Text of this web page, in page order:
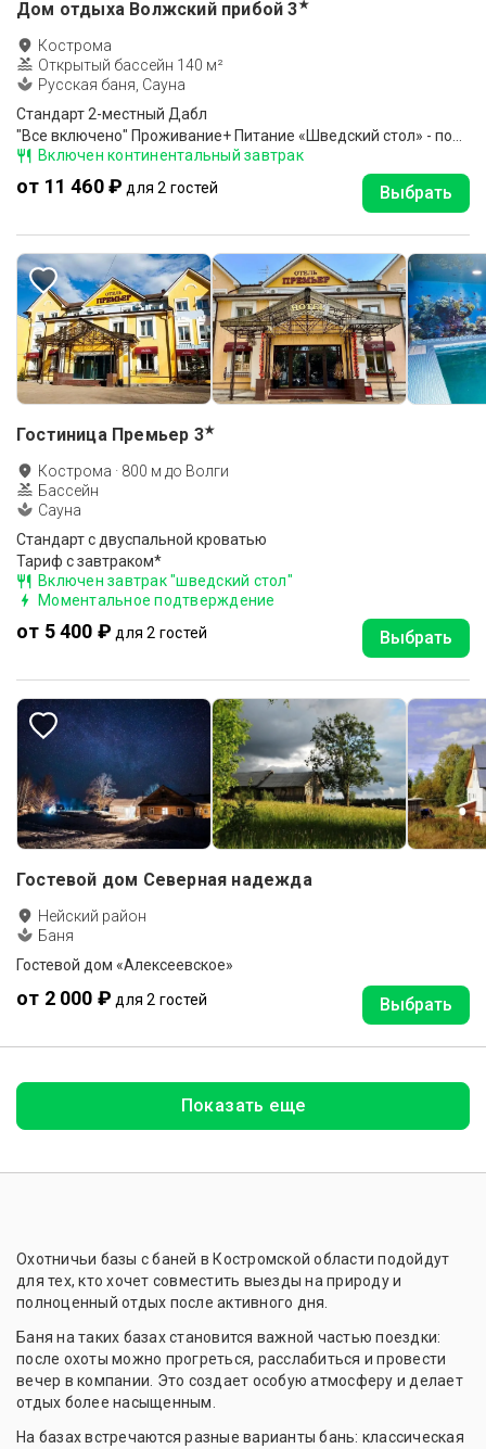
Дом отдыха Волжский прибой 3★
Кострома
Открытый бассейн 140 м²
Русская баня, Сауна
Стандарт 2-местный Дабл
Включен континентальный завтрак
от 11 460 ₽ для 2 гостей Выбрать
Гостиница Премьер 3★
Кострома · 800 м до Волги
Бассейн
Сауна
Стандарт с двуспальной кроватью
Тариф с завтраком*
Включен завтрак "шведский стол"
Моментальное подтверждение
от 5 400 ₽ для 2 гостей Выбрать
Гостевой дом Северная надежда
Нейский район
Баня
Гостевой дом «Алексеевское»
от 2 000 ₽ для 2 гостей Выбрать
Показать еще
Охотничьи базы с баней в Костромской области подойдут
для тех, кто хочет совместить выезды на природу и
полноценный отдых после активного дня.
Баня на таких базах становится важной частью поездки:
после охоты можно прогреться, расслабиться и провести
вечер в компании. Это создает особую атмосферу и делает
отдых более насыщенным.
На базах встречаются разные варианты бань: классическая